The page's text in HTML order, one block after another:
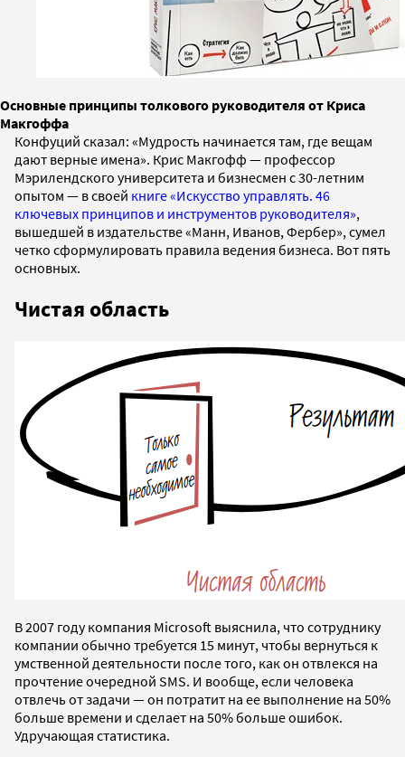
Основные принципы толкового руководителя от Криса
Макгоффа
Конфуций сказал: «Мудрость начинается там, где вещам
дают верные имена». Крис Макгофф — профессор
Мэрилендского университета и бизнесмен с 30-летним
опытом — в своей книге «Искусство управлять. 46
ключевых принципов и инструментов руководителя»,
вышедшей в издательстве «Манн, Иванов, Фербер», сумел
четко сформулировать правила ведения бизнеса. Вот пять
основных.
Чистая область
В 2007 году компания Microsoft выяснила, что сотруднику
компании обычно требуется 15 минут, чтобы вернуться к
умственной деятельности после того, как он отвлекся на
прочтение очередной SMS. И вообще, если человека
отвлечь от задачи — он потратит на ее выполнение на 50%
больше времени и сделает на 50% больше ошибок.
Удручающая статистика.